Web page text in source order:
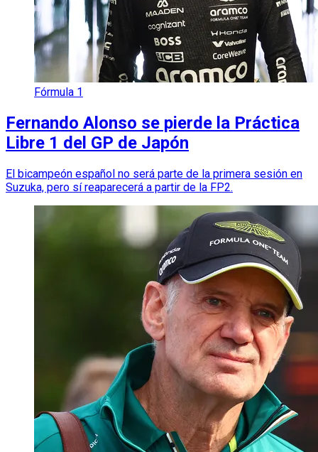
Fórmula 1
Fernando Alonso se pierde la Práctica
Libre 1 del GP de Japón
El bicampeón español no será parte de la primera sesión en
Suzuka, pero sí reaparecerá a partir de la FP2.